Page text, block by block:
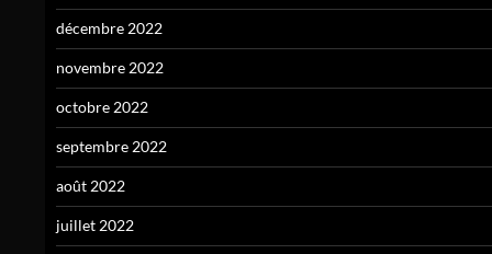
décembre 2022
novembre 2022
octobre 2022
septembre 2022
août 2022
juillet 2022